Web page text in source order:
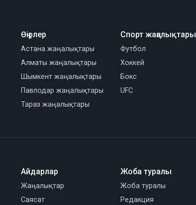
Өңірлер
Астана жаңалықтары
Алматы жаңалықтары
Шымкент жаңалықтары
Павлодар жаңалықтары
Тараз жаңалықтары
Спорт жаңалықтары
Футбол
Хоккей
Бокс
UFC
Айдарлар
Жаңалықтар
Саясат
Жоба туралы
Жоба туралы
Редакция